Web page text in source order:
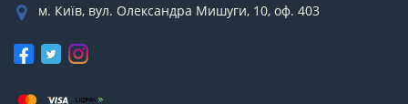
м. Київ, вул. Олександра Мишуги, 10, оф. 403